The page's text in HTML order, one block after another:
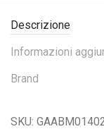
Descrizione
Informazioni
Brand
SKU: